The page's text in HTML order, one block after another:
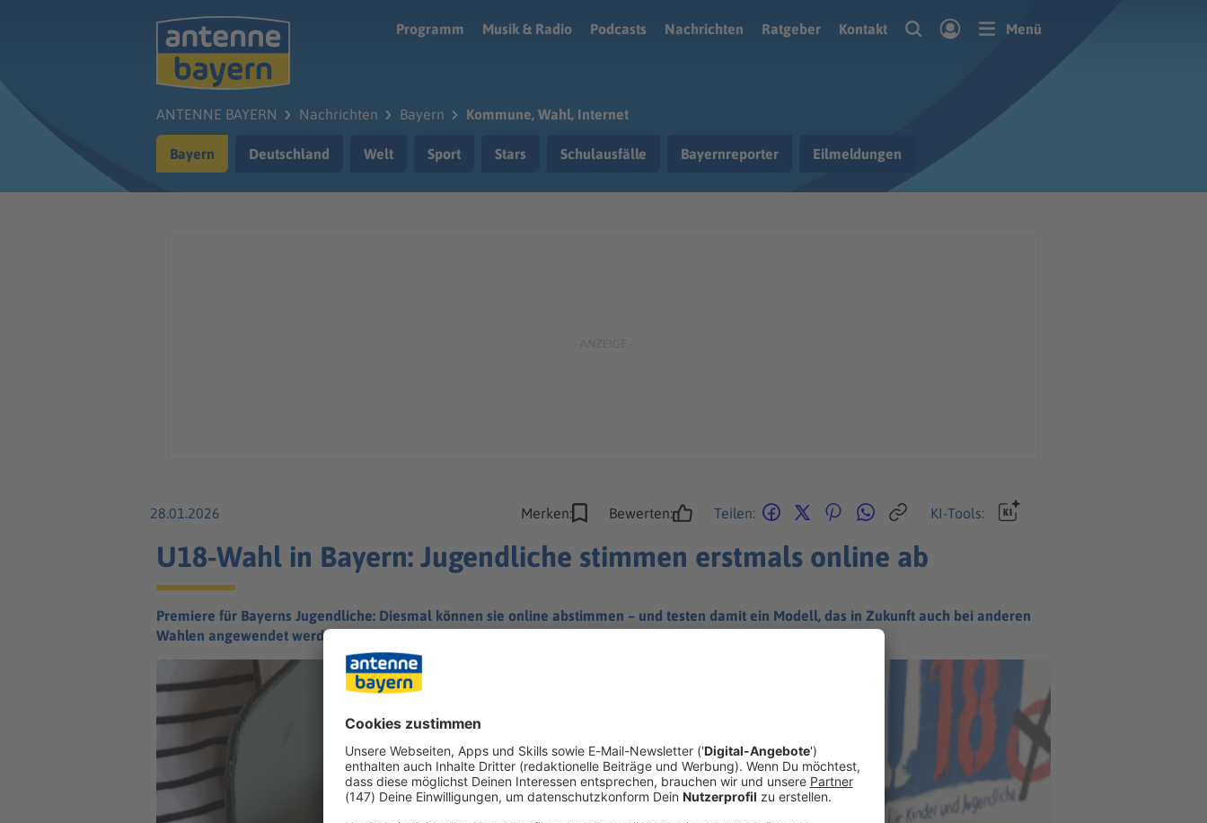
Programm
Musik & Radio Podcasts Nachrichten Ratgeber Kontakt Menü
ANTENNE BAYERN Nachrichten Bayern Kommune, Wahl, Internet
Bayern Deutschland Welt Sport Stars Schulausfälle Bayernreporter Eilmeldungen
28.01.2026 Merken: Bewerten: Teilen: KI-Tools:
U18-Wahl in Bayern: Jugendliche stimmen erstmals online ab
Premiere für Bayerns Jugendliche: Diesmal können sie online abstimmen – und testen damit ein Modell, das in Zukunft auch bei anderen
Wahlen angewendet werden könnte.